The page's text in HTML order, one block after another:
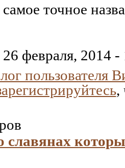
точное
26 февраля, 2014 -
пользователя
,
славянах